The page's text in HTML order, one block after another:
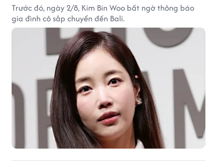
Trước đó, ngày 2/8, Kim Bin Woo bất ngờ thông báo
gia đình cô sắp chuyển đến Bali.